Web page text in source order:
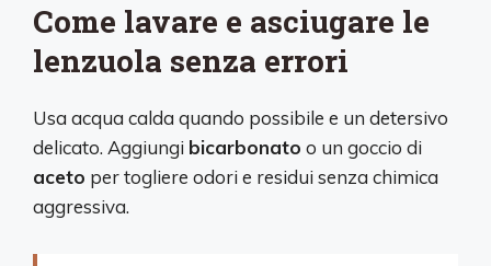
Come lavare e asciugare le
lenzuola senza errori
Usa acqua calda quando possibile e un detersivo
delicato. Aggiungi bicarbonato o un goccio di
aceto per togliere odori e residui senza chimica
aggressiva.